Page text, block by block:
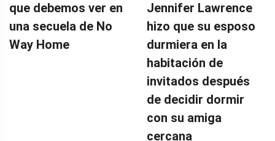
que debemos ver en
una secuela de No
Way Home
Jennifer Lawrence
hizo que su esposo
durmiera en la
habitación de
invitados después
de decidir dormir
con su amiga
cercana